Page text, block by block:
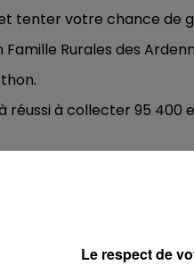
6h00 -
tenter votre chance de
Rurales des
à collecter 95 400
Le respect de